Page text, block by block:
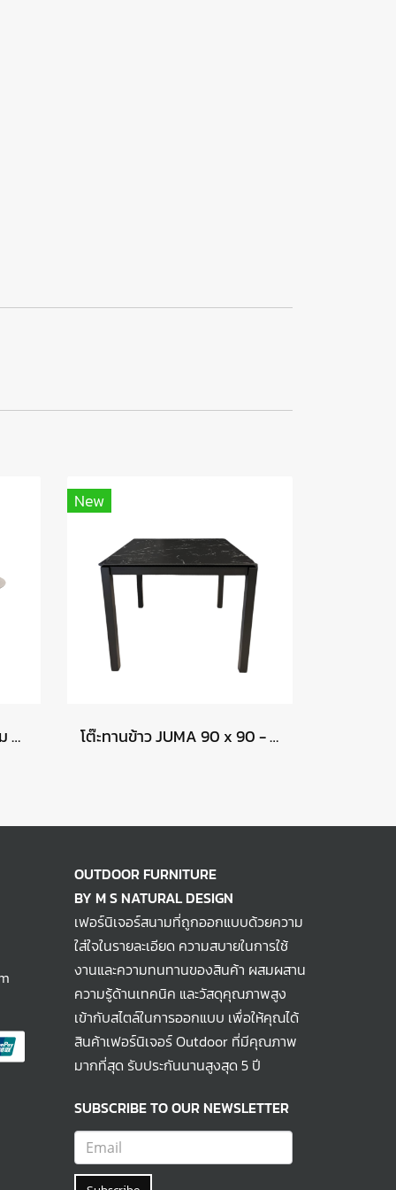
โต๊ะทานข้าว DONATO พร้อม LAZY SUSAN
New
โต๊ะทานข้าว JUMA 90 x 90 - สีดำลายหินอ่อน
OUTDOOR FURNITURE
BY M S NATURAL DESIGN
เฟอร์นิเจอร์สนามที่ถูกออกแบบด้วยความ
ใส่ใจในรายละเอียด ความสบายในการใช้
งานและความทนทานของสินค้า ผสมผสาน
ความรู้ด้านเทคนิค และวัสดุคุณภาพสูง
เข้ากับสไตล์ในการออกแบบ เพื่อให้คุณได้
สินค้าเฟอร์นิเจอร์ Outdoor ที่มีคุณภาพ
มากที่สุด รับประกันนานสูงสุด 5 ปี
SUBSCRIBE TO OUR NEWSLETTER